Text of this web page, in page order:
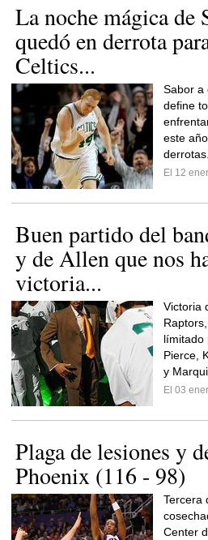
La noche mágica de
quedó en derrota
Celtics...
Sabor a
define
este
derrotas.
El 12
Buen partido del
y de Allen que nos
victoria...
Victoria
límitado
Pierce,
y
El 03
Plaga de lesiones y
Phoenix (116 - 98)
Tercera
Center